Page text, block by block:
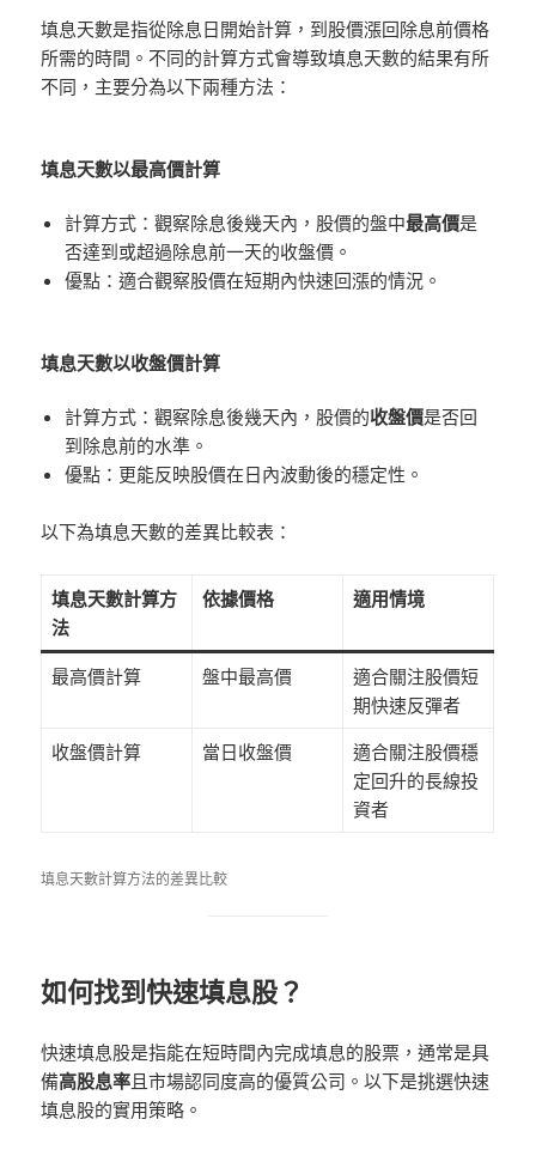
填息天數是指從除息日開始計算，到股價漲回除息前價格
所需的時間。不同的計算方式會導致填息天數的結果有所
不同，主要分為以下兩種方法：
填息天數以最高價計算
計算方式：觀察除息後幾天內，股價的盤中最高價是
否達到或超過除息前一天的收盤價。
優點：適合觀察股價在短期內快速回漲的情況。
填息天數以收盤價計算
計算方式：觀察除息後幾天內，股價的收盤價是否回
到除息前的水準。
優點：更能反映股價在日內波動後的穩定性。
以下為填息天數的差異比較表：
填息天數計算方
法
依據價格 適用情境
最高價計算 盤中最高價
適合關注股價短
期快速反彈者
收盤價計算
當日收盤價
適合關注股價穩
定回升的長線投
資者
填息天數計算方法的差異比較
如何找到快速填息股？
快速填息股是指能在短時間內完成填息的股票，通常是具
備高股息率且市場認同度高的優質公司。以下是挑選快速
填息股的實用策略。